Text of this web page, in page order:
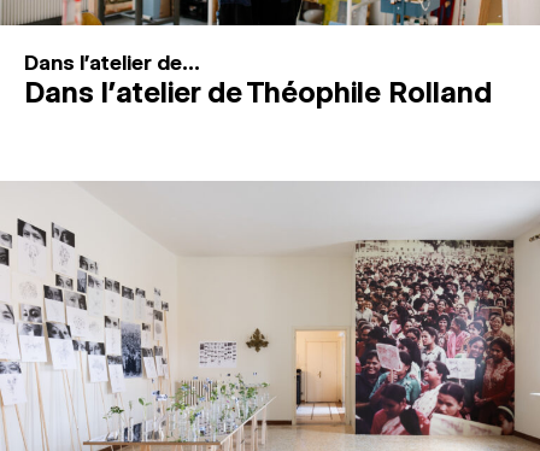
Dans l'atelier de...
Dans l’atelier de Théophile Rolland